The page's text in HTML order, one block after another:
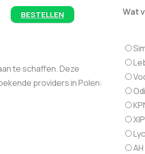
BESTELLEN
te schaffen. Deze
providers in Polen:
Wat